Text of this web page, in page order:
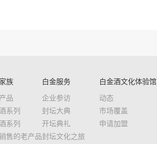
族
品
系列
系列
售的老产品
白金服务
企业参访
封坛大典
开坛典礼
封坛文化之旅
白金酒文化体验馆
动态
市场覆盖
申请加盟